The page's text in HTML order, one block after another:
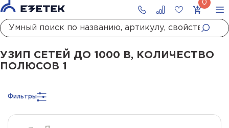
ГлавнаяКаталог УЗИПУЗИП сетей до 1000 В
УЗИП СЕТЕЙ ДО 1000 В, КОЛИЧЕСТВО
ПОЛЮСОВ 1
Фильтры